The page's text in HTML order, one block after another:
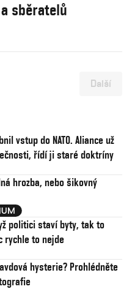
sběratelů
Další
vstup do NATO. Aliance už
řídí ji staré doktríny
hrozba, nebo šikovný
politici staví byty, tak to
rychle to nejde
hysterie? Prohlédněte